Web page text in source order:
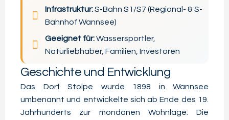
Infrastruktur:S-Bahn S1/S7 (Regional- & S-
Bahnhof Wannsee)
Geeignet für:Wassersportler,
Naturliebhaber, Familien, Investoren
Geschichte und Entwicklung
Das Dorf Stolpe wurde 1898 in Wannsee
umbenannt und entwickelte sich ab Ende des 19.
Jahrhunderts zur mondänen Wohnlage. Die